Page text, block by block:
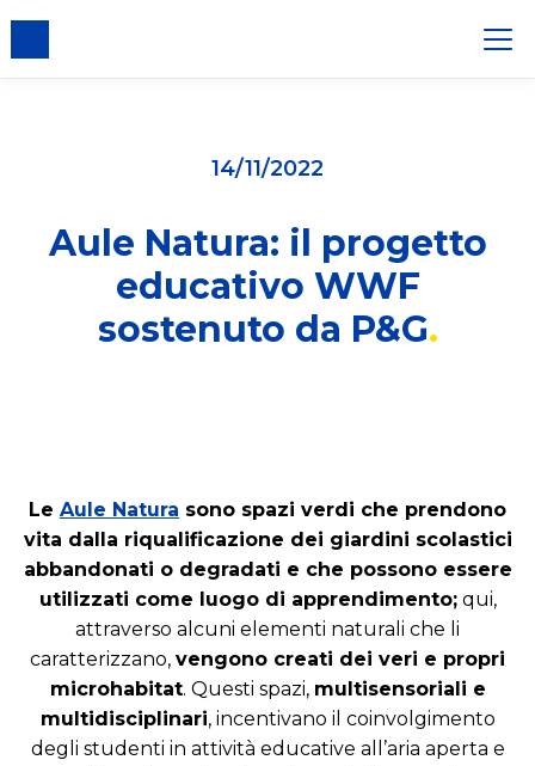
14/11/2022
Aule Natura: il progetto
educativo WWF
sostenuto da P&G
Le Aule Natura sono spazi verdi che prendono
vita dalla riqualificazione dei giardini scolastici
abbandonati o degradati e che possono essere
utilizzati come luogo di apprendimento;qui,
attraverso alcuni elementi naturali che li
caratterizzano, vengono creati dei veri e propri
microhabitat. Questi spazi, multisensoriali e
multidisciplinari, incentivano il coinvolgimento
degli studenti in attività educative all’aria aperta e